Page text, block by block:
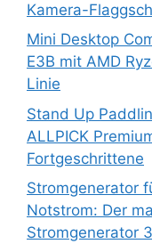
Kamera-
Mini Desktop
E3B mit AMD
Linie
Stand Up
ALLPICK
Fortgeschrittene
Stromgenerator
Notstrom: Der
Stromgenerator